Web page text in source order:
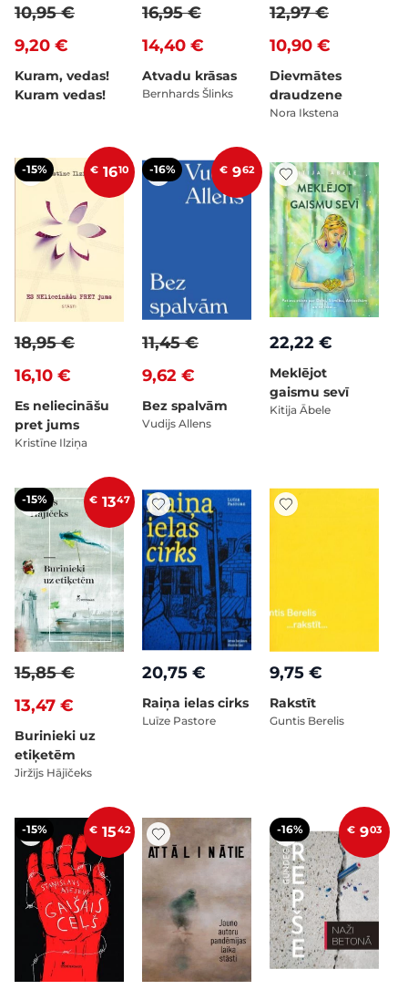
9,20 €
10,95 €
Kuram, vedas!
Kuram vedas!
14,40 €
16,95 €
Atvadu krāsas
Bernhards Šlinks
10,90 €
12,97 €
Dievmātes
draudzene
Nora Ikstena
-15% € 1610
16,10 €
18,95 €
Es neliecināšu
pret jums
Kristīne Ilziņa
-16% € 962
9,62 €
11,45 €
Bez spalvām
Vudijs Allens
22,22 €
Meklējot
gaismu sevī
Kitija Ābele
-15% € 1347
13,47 €
15,85 €
Burinieki uz
etiķetēm
Jiržījs Hājīčeks
20,75 €
Raiņa ielas cirks
Luīze Pastore
9,75 €
Rakstīt
Guntis Berelis
-15% € 1542 -16% € 903